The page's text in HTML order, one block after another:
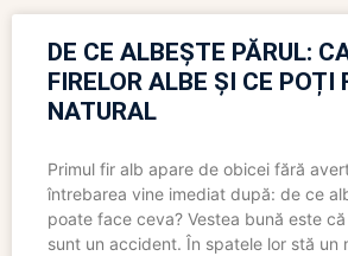
DE CE ALBEȘTE PĂRUL:
FIRELOR ALBE ȘI CE POȚI
NATURAL
Primul fir alb apare de obicei fără
întrebarea vine imediat după: de ce
poate face ceva? Vestea bună este
sunt un accident. În spatele lor stă un